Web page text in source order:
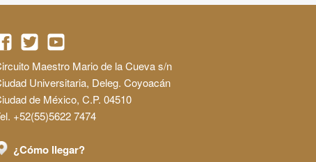
Maestro Mario de la Cueva s/n
Universitaria, Deleg. Coyoacán
de México, C.P. 04510
+52(55)5622 7474
¿Cómo llegar?